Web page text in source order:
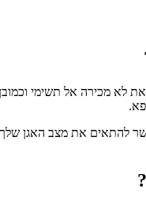
לא מכירה אל תשימי וכמובן
להתאים את מצב האגן שלך